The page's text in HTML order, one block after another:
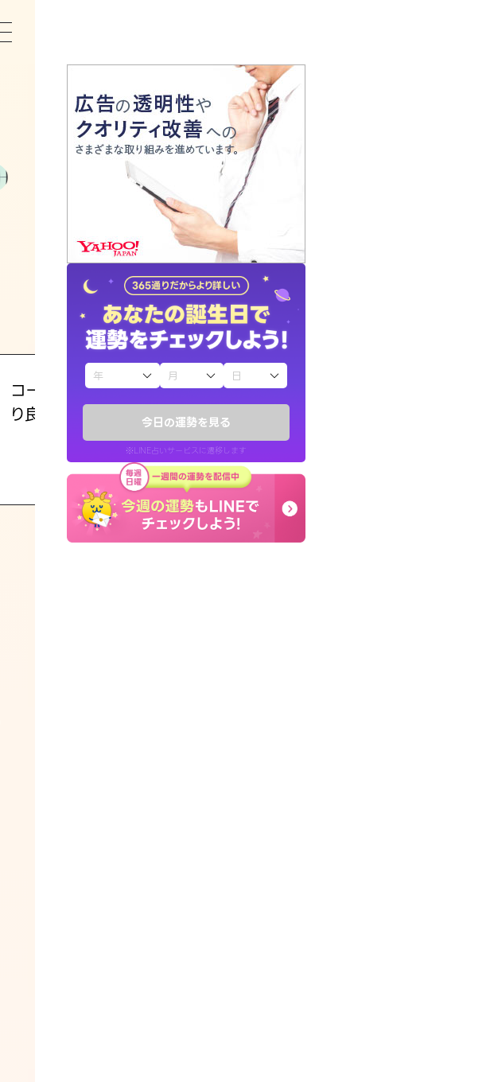
今日の運勢を見る
※LINE占いサービスに遷移します
トップ
ユーザーの声
占いの流れ
おすすめの占い師
よくある質問
えもじの子（占）12星座占い
お知らせ
コーチのように占い結果を通してよ
り良くなる指針を提示してくれます。
30代 男性